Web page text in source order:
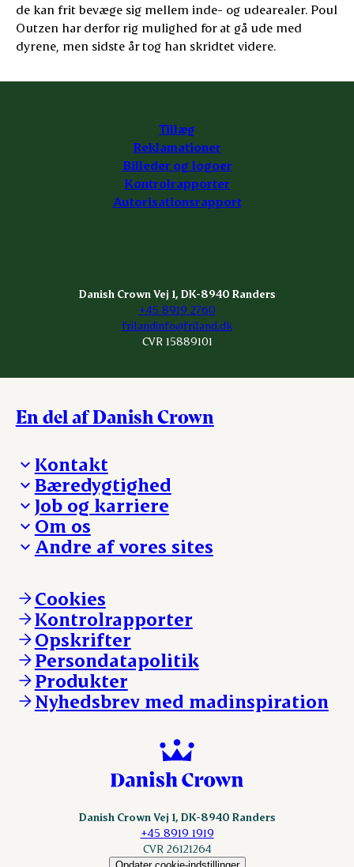
de kan frit bevæge sig mellem inde- og udearealer. Poul
Outzen har derfor rig mulighed for at gå ude med
dyrene, men sidste år tog han skridtet videre.
Tillæg
Reklamationer
Billeder og logoer
Kontrolrapporter
Autorisationsrapport
Danish Crown Vej 1, DK-8940 Randers
+45 8919 2760
frilandinfo@friland.dk
CVR 15889101
En del af Danish Crown
Kontakt
Besøg Danish Crown
Presse og nyheder
Reklamationer
Whistleblower
Øvrige henvendelser
Bæredygtighed
Fra jord til bord
Hverdagen
Ansvarlighed og nøgletal
Job og karriere
Arbejd med os
Ledige stillinger
Om os
Hvem er vi
Vores resultater
Vores lokationer
Kontakt
Andre af vores sites
Andelsejere - kreatur
Danishcrownprofessional.com
DAT-Schaub.com
ESS-FOOD.com
Fonden Dansk Gastronomi
KLS.se
nordicspoor.com
Scanhide.dk
Cookies
Kontrolrapporter
Opskrifter
Persondatapolitik
Produkter
Nyhedsbrev med madinspiration
Danish Crown Vej 1, DK-8940 Randers
+45 8919 1919
CVR 26121264